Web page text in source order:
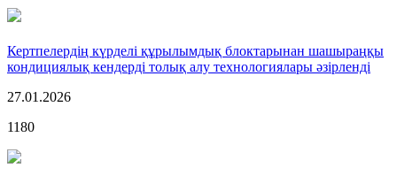
Кертпелердің күрделі құрылымдық блоктарынан шашыраңқы
кондициялық кендерді толық алу технологиялары әзірленді
27.01.2026
1180